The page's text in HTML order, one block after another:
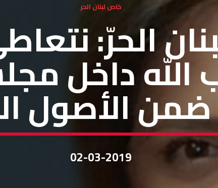
خاص لبنان الحر
الحرّ:
داخل
ضمن الأصول
02-03-2019